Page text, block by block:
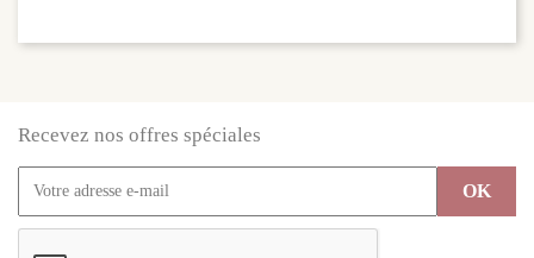
Recevez nos offres spéciales